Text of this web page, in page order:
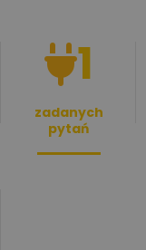
1
zadanych
pytań